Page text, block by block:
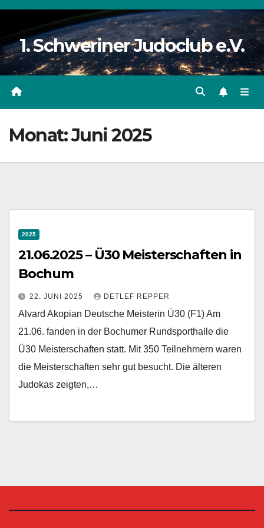
Zum
springen1. Schweriner Judoclub e.V.
Monat:Juni 2025
2025
21.06.2025 – Ü30 Meisterschaften in
Bochum
22. JUNI 2025 DETLEF REPPER
Alvard Akopian Deutsche Meisterin Ü30 (F1) Am
21.06. fanden in der Bochumer Rundsporthalle die
Ü30 Meisterschaften statt. Mit 350 Teilnehmern waren
die Meisterschaften sehr gut besucht. Die älteren
Judokas zeigten,…